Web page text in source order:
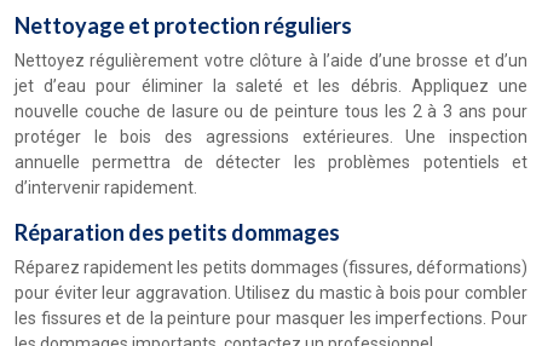
Nettoyage et protection réguliers
Nettoyez régulièrement votre clôture à l’aide d’une brosse et d’un
jet d’eau pour éliminer la saleté et les débris. Appliquez une
nouvelle couche de lasure ou de peinture tous les 2 à 3 ans pour
protéger le bois des agressions extérieures. Une inspection
annuelle permettra de détecter les problèmes potentiels et
d’intervenir rapidement.
Réparation des petits dommages
Réparez rapidement les petits dommages (fissures, déformations)
pour éviter leur aggravation. Utilisez du mastic à bois pour combler
les fissures et de la peinture pour masquer les imperfections. Pour